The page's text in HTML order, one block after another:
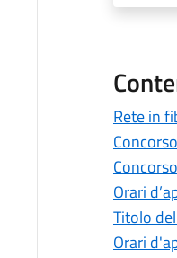
Rete in
Orari
Titolo
Orari